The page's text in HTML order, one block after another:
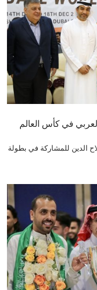
في كأس العالم
الدين للمشاركة في بطولة